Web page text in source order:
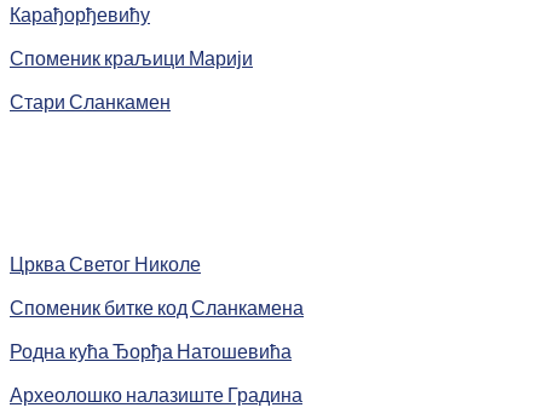
Карађорђевићу
Споменик краљици Марији
Стари Сланкамен
Црква Светог Николе
Споменик битке код Сланкамена
Родна кућа Ђорђа Натошевића
Археолошко налазиште Градина